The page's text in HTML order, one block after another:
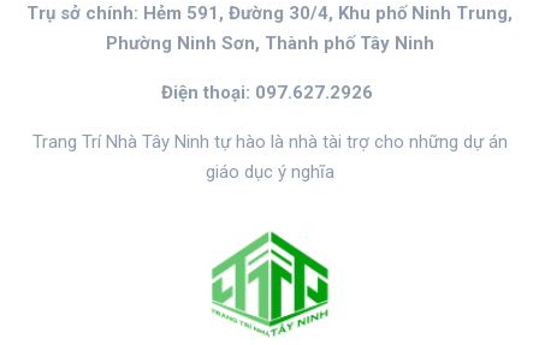
Trụ sở chính: Hẻm 591, Đường 30/4, Khu phố Ninh Trung,
Phường Ninh Sơn, Thành phố Tây Ninh
Điện thoại: 097.627.2926
Trang Trí Nhà Tây Ninh tự hào là nhà tài trợ cho những dự án
giáo dục ý nghĩa